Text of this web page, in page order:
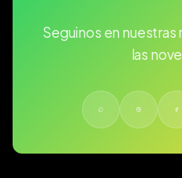
Seguinos en
las